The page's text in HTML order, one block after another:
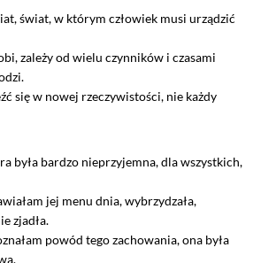
świat, w którym człowiek musi urządzić
zależy od wielu czynników i czasami
się w nowej rzeczywistości, nie każdy
była bardzo nieprzyjemna, dla wszystkich,
jej menu dnia, wybrzydzała,
zjadła.
powód tego zachowania, ona była